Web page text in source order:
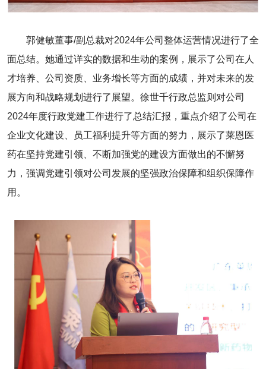
郭健敏董事/副总裁对2024年公司整体运营情况进行了全
面总结。她通过详实的数据和生动的案例，展示了公司在人
才培养、公司资质、业务增长等方面的成绩，并对未来的发
展方向和战略规划进行了展望。徐世千行政总监则对公司
2024年度行政党建工作进行了总结汇报，重点介绍了公司在
企业文化建设、员工福利提升等方面的努力，展示了莱恩医
药在坚持党建引领、不断加强党的建设方面做出的不懈努
力，强调党建引领对公司发展的坚强政治保障和组织保障作
用。